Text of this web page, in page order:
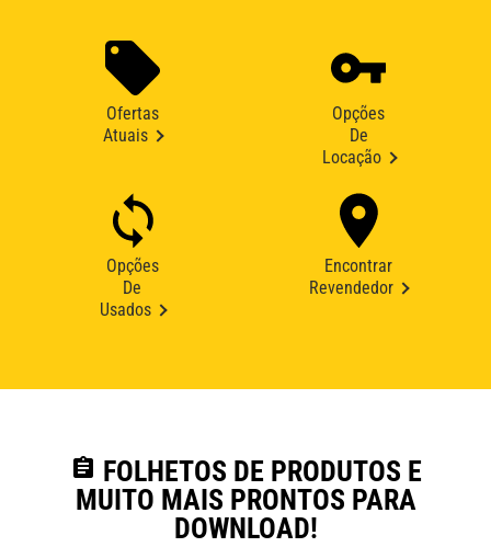
Ofertas
Atuais
Opções
De
Locação
Opções
De
Usados
Encontrar
Revendedor
assignment FOLHETOS DE PRODUTOS E
MUITO MAIS PRONTOS PARA
DOWNLOAD!